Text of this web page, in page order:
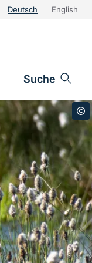
Deutsch English
Suche